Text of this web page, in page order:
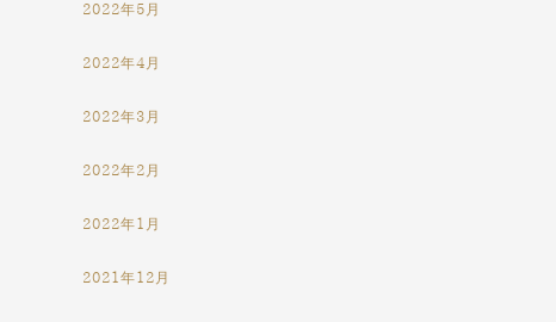
2022年5月
2022年4月
2022年3月
2022年2月
2022年1月
2021年12月